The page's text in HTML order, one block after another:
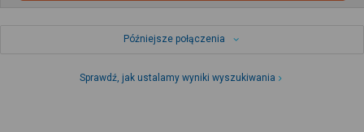
Późniejsze połączenia
Sprawdź, jak ustalamy wyniki wyszukiwania